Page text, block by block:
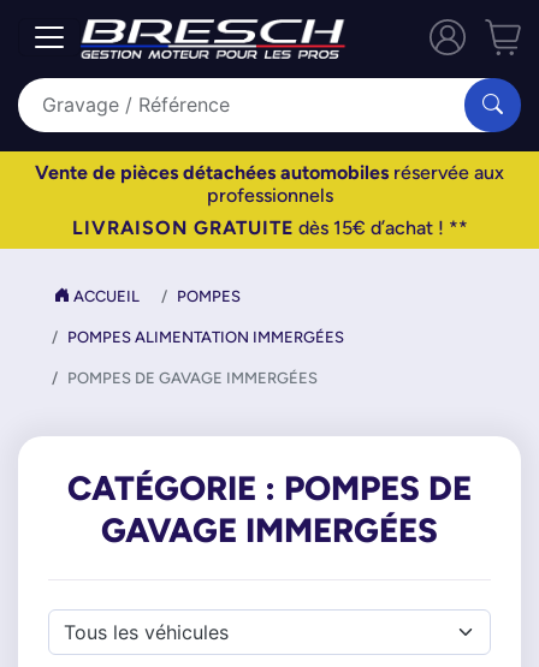
Vente de pièces détachées automobiles réservée aux
professionnels
LIVRAISON GRATUITE dès 15€ d’achat ! **
ACCUEIL POMPES
POMPES ALIMENTATION IMMERGÉES
POMPES DE GAVAGE IMMERGÉES
CATÉGORIE : POMPES DE
GAVAGE IMMERGÉES